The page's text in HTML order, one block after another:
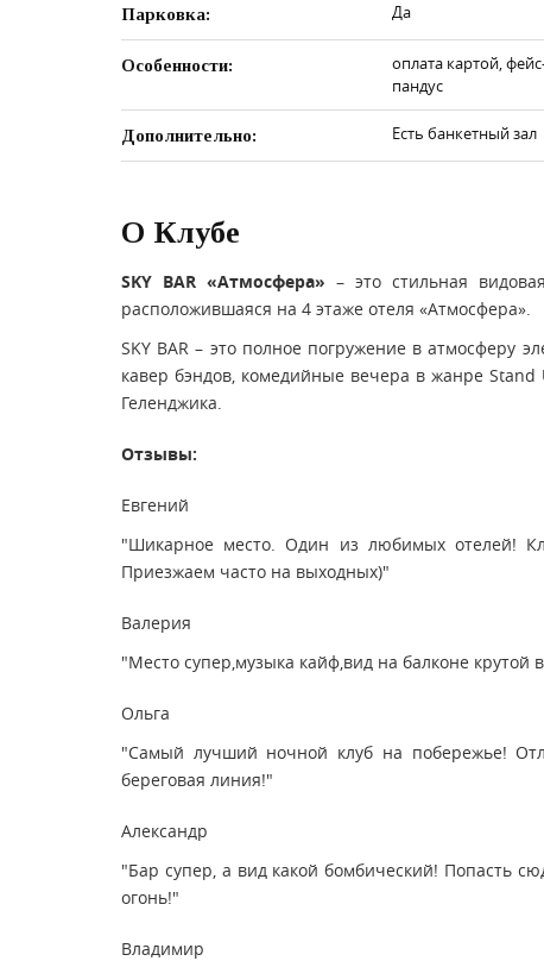
Парковка: Да
Особенности:
оплата картой,
пандус
Дополнительно: Есть банкетный зал
О Клубе
SKY BAR «Атмосфера» – это стильная
расположившаяся на 4 этаже отеля «Атмосфера».
SKY BAR – это полное погружение в атмосферу
кавер бэндов, комедийные вечера в жанре
Геленджика.
Отзывы:
Евгений
"Шикарное место. Один из любимых отелей!
Приезжаем часто на выходных)"
Валерия
"Место супер,музыка кайф,вид на балконе
Ольга
"Самый лучший ночной клуб на побережье!
береговая линия!"
Александр
"Бар супер, а вид какой бомбический! Попасть
огонь!"
Владимир